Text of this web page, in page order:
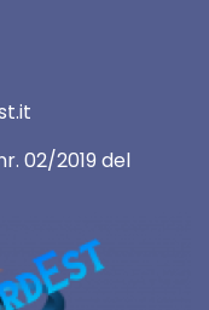
02/2019 del